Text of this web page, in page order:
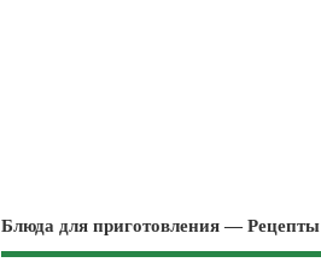
Блюда для приготовления — Рецепты